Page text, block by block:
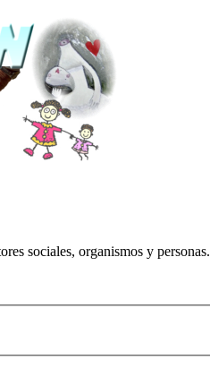
sociales, organismos y personas.